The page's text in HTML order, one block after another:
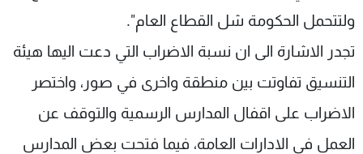
ولتتحمل الحكومة شل القطاع العام".
تجدر الاشارة الى ان نسبة الاضراب التي دعت اليها هيئة
التنسيق تفاوتت بين منطقة واخرى في صور، واختصر
الاضراب على اقفال المدارس الرسمية والتوقف عن
العمل في الادارات العامة، فيما فتحت بعض المدارس